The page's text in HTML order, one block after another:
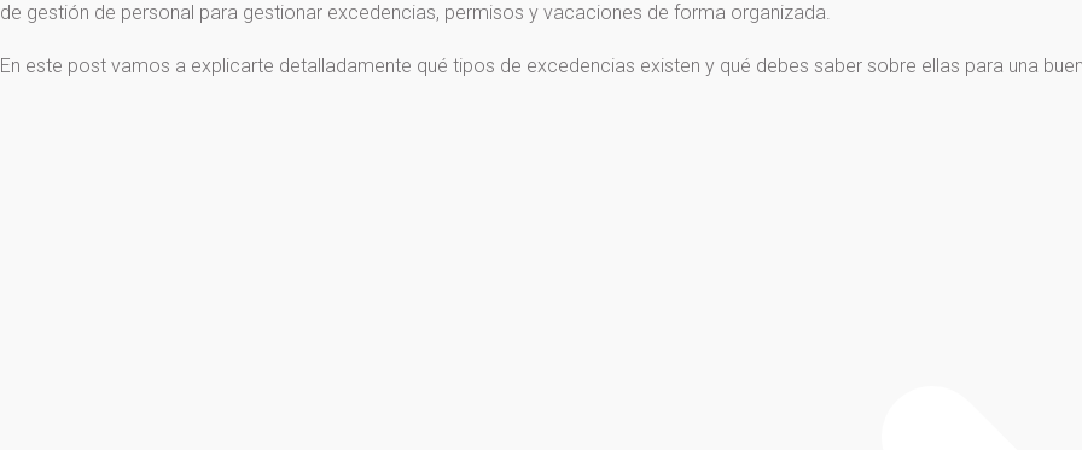
de gestión de personal para gestionar excedencias, permisos y vacaciones de forma organizada.
En este post vamos a explicarte detalladamente qué tipos de excedencias existen y qué debes saber sobre ellas para una